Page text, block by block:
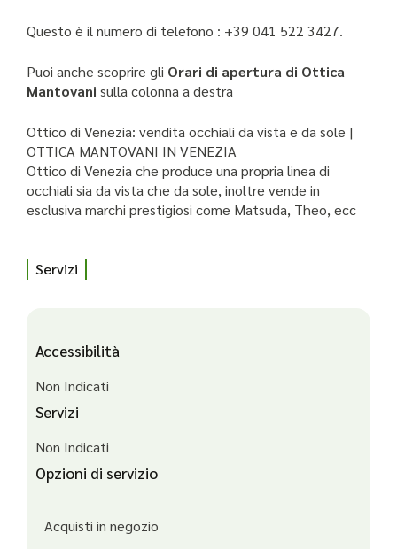
Questo è il numero di telefono : +39 041 522 3427.
Puoi anche scoprire gli Orari di apertura di Ottica
Mantovani sulla colonna a destra
Ottico di Venezia: vendita occhiali da vista e da sole |
OTTICA MANTOVANI IN VENEZIA
Ottico di Venezia che produce una propria linea di
occhiali sia da vista che da sole, inoltre vende in
esclusiva marchi prestigiosi come Matsuda, Theo, ecc
Servizi
Accessibilità
Non Indicati
Servizi
Non Indicati
Opzioni di servizio
Acquisti in negozio